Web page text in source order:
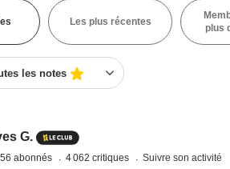
Les plus récentes
plus
les notes
G.
abonnés 4 062 critiques Suivre son activité